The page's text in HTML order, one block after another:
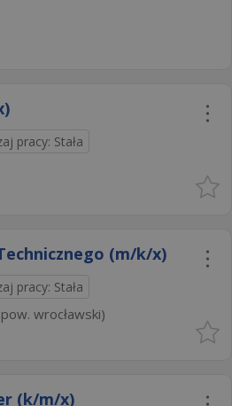
pracy: Stała
(m/k/x)
pracy: Stała
wrocławski)
(k/m/x)